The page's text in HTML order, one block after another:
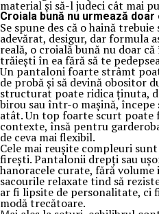
material și să-l judeci cât mai
Croiala bună nu urmează
Se spune des că o haină trebuie
adevărat, desigur, dar formula
reală, o croială bună nu doar
trăiești în ea fără să te
Un pantaloni foarte strâmt
de probă și să devină obositor
structurat poate ridica ținuta,
birou sau într-o mașină, începe
atât. Un top foarte scurt
contexte, însă pentru
de ceva mai flexibil.
Cele mai reușite compleuri
firești. Pantalonii drepți sau
hanoracele curate, fără
sacourile relaxate tind să
ar fi lipsite de personalitate, ci
modă trecătoare.